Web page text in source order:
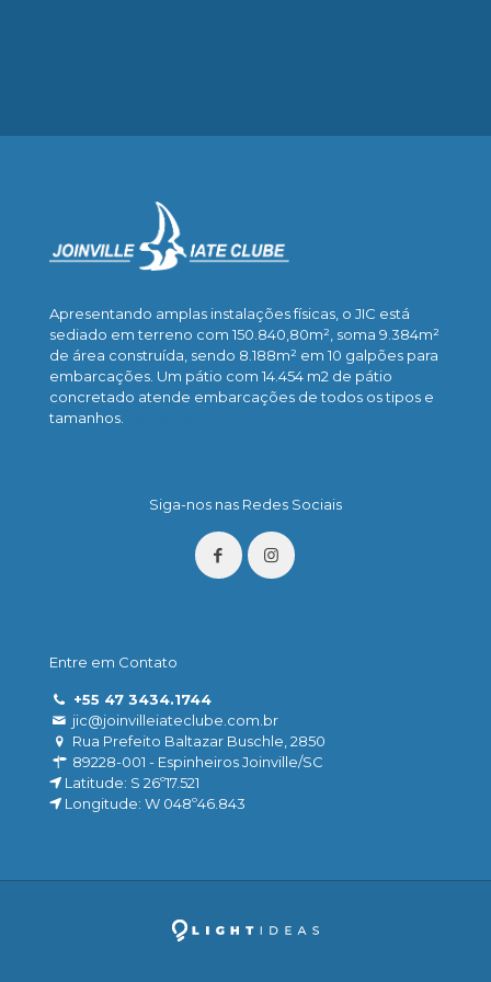
Apresentando amplas instalações físicas, o JIC está
sediado em terreno com 150.840,80m², soma 9.384m²
de área construída, sendo 8.188m² em 10 galpões para
embarcações. Um pátio com 14.454 m2 de pátio
concretado atende embarcações de todos os tipos e
tamanhos.
Siga-nos nas Redes Sociais
Entre em Contato
+55 47 3434.1744
jic@joinvilleiateclube.com.br
Rua Prefeito Baltazar Buschle, 2850
89228-001 - Espinheiros Joinville/SC
Latitude: S 26º17.521
Longitude: W 048º46.843